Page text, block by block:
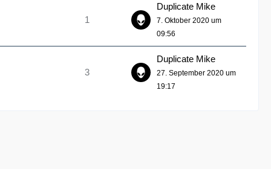
1
Duplicate Mike
7. Oktober 2020 um
09:56
3
Duplicate Mike
27. September 2020 um
19:17